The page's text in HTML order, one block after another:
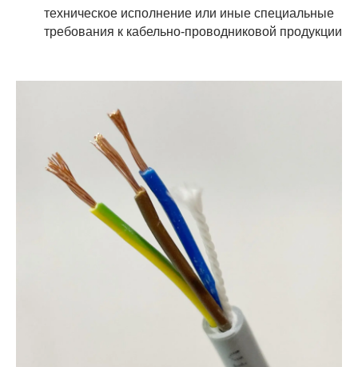
техническое исполнение или иные специальные
требования к кабельно-проводниковой продукции